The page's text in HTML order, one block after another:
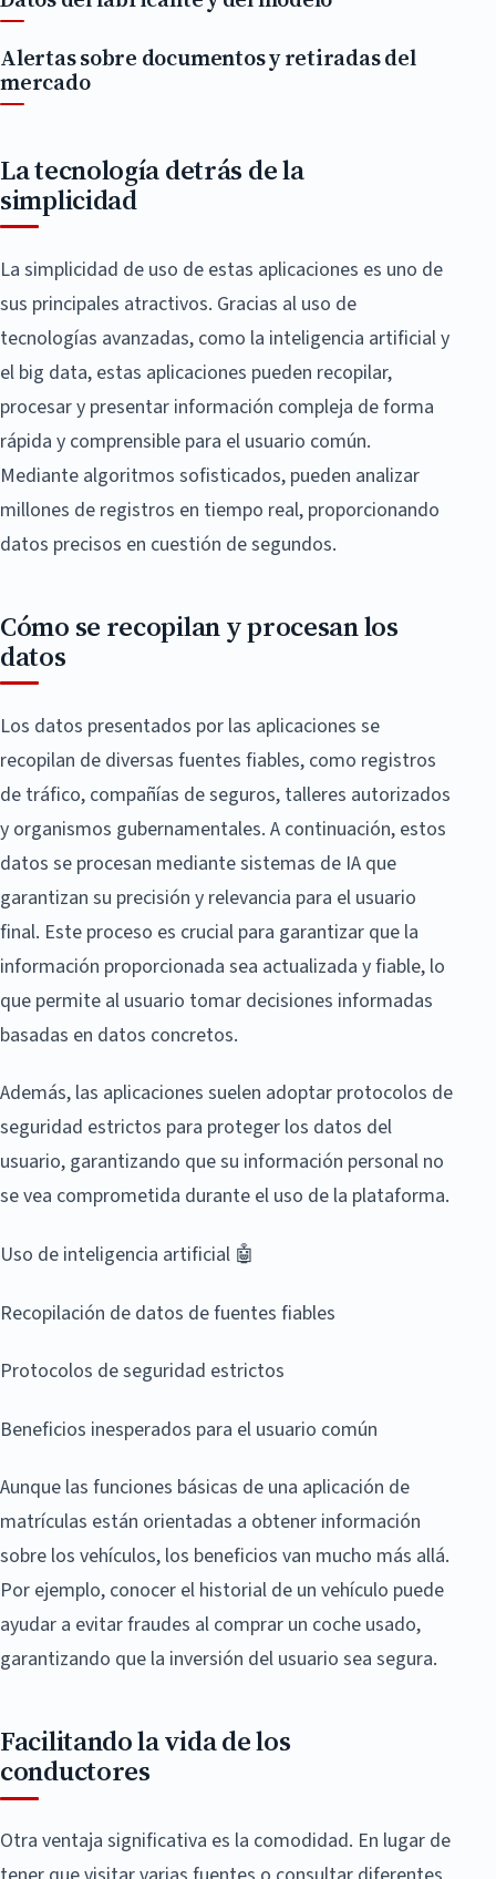
Alertas sobre documentos y retiradas del
mercado
La tecnología detrás de la
simplicidad
La simplicidad de uso de estas aplicaciones es uno de
sus principales atractivos. Gracias al uso de
tecnologías avanzadas, como la inteligencia artificial y
el big data, estas aplicaciones pueden recopilar,
procesar y presentar información compleja de forma
rápida y comprensible para el usuario común.
Mediante algoritmos sofisticados, pueden analizar
millones de registros en tiempo real, proporcionando
datos precisos en cuestión de segundos.
Cómo se recopilan y procesan los
datos
Los datos presentados por las aplicaciones se
recopilan de diversas fuentes fiables, como registros
de tráfico, compañías de seguros, talleres autorizados
y organismos gubernamentales. A continuación, estos
datos se procesan mediante sistemas de IA que
garantizan su precisión y relevancia para el usuario
final. Este proceso es crucial para garantizar que la
información proporcionada sea actualizada y fiable, lo
que permite al usuario tomar decisiones informadas
basadas en datos concretos.
Además, las aplicaciones suelen adoptar protocolos de
seguridad estrictos para proteger los datos del
usuario, garantizando que su información personal no
se vea comprometida durante el uso de la plataforma.
Uso de inteligencia artificial 🤖
Recopilación de datos de fuentes fiables
Protocolos de seguridad estrictos
Beneficios inesperados para el usuario común
Aunque las funciones básicas de una aplicación de
matrículas están orientadas a obtener información
sobre los vehículos, los beneficios van mucho más allá.
Por ejemplo, conocer el historial de un vehículo puede
ayudar a evitar fraudes al comprar un coche usado,
garantizando que la inversión del usuario sea segura.
Facilitando la vida de los
conductores
Otra ventaja significativa es la comodidad. En lugar de